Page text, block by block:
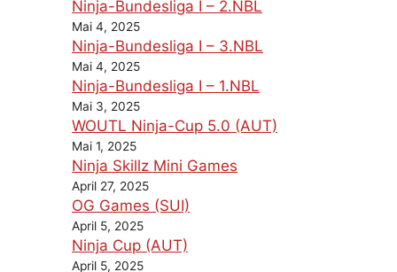
Ninja-Bundesliga I – 2.NBL
Mai 4, 2025
Ninja-Bundesliga I – 3.NBL
Mai 4, 2025
Ninja-Bundesliga I – 1.NBL
Mai 3, 2025
WOUTL Ninja-Cup 5.0 (AUT)
Mai 1, 2025
Ninja Skillz Mini Games
April 27, 2025
OG Games (SUI)
April 5, 2025
Ninja Cup (AUT)
April 5, 2025